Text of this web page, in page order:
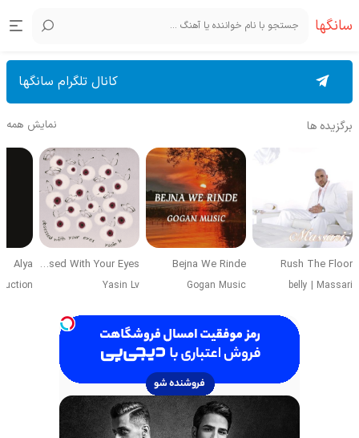
سانگها
کانال تلگرام سانگها
برگزیده ها نمایش همه
Rush The Floor
belly | Massari
Bejna We Rinde
Gogan Music
Obsessed With Your Eyes
Yasin Lv
Alya